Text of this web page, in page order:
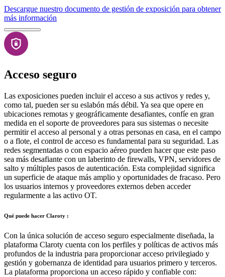
Descargue nuestro documento de gestión de exposición para obtener
más información
Acceso seguro
Las exposiciones pueden incluir el acceso a sus activos y redes y,
como tal, pueden ser su eslabón más débil. Ya sea que opere en
ubicaciones remotas y geográficamente desafiantes, confíe en gran
medida en el soporte de proveedores para sus sistemas o necesite
permitir el acceso al personal y a otras personas en casa, en el campo
o a flote, el control de acceso es fundamental para su seguridad. Las
redes segmentadas o con espacio aéreo pueden hacer que este paso
sea más desafiante con un laberinto de firewalls, VPN, servidores de
salto y múltiples pasos de autenticación. Esta complejidad significa
un superficie de ataque más amplio y oportunidades de fracaso. Pero
los usuarios internos y proveedores externos deben acceder
regularmente a las activo OT.
Qué puede hacer Claroty :
Con la única solución de acceso seguro especialmente diseñada, la
plataforma Claroty cuenta con los perfiles y políticas de activos más
profundos de la industria para proporcionar acceso privilegiado y
gestión y gobernanza de identidad para usuarios primero y terceros.
La plataforma proporciona un acceso rápido y confiable con: